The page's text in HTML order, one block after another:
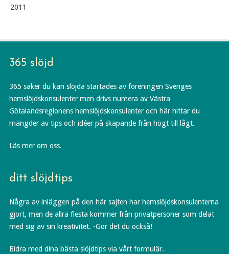
2011
365 slöjd
365 saker du kan slöjda startades av föreningen Sveriges
hemslöjdskonsulenter men drivs numera av Västra
Götalandsregionens hemslöjdskonsulenter och här hittar du
mängder av tips och idéer på skapande från högt till lågt.
Läs mer om oss.
ditt slöjdtips
Några av inläggen på den här sajten har hemslöjdskonsulenterna
gjort, men de allra flesta kommer från privatpersoner som delat
med sig av sin kreativitet. -Gör det du också!
Bidra med dina bästa slöjdtips via vårt formulär.